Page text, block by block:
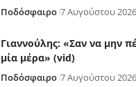
Ποδόσφαιρο 7 Αυγούστου 2026
Γιαννούλης: «Σαν να μην
μία μέρα» (vid)
Ποδόσφαιρο 7 Αυγούστου 2026